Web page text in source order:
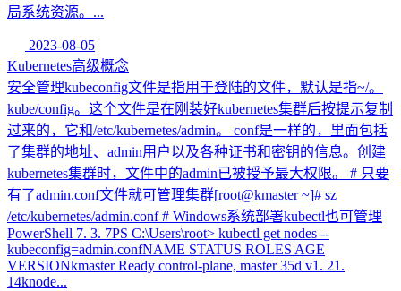
局系统资源。...
2023-08-05
Kubernetes高级概念
安全管理kubeconfig文件是指用于登陆的文件，默认是指~/。
kube/config。这个文件是在刚装好kubernetes集群后按提示复制
过来的，它和/etc/kubernetes/admin。 conf是一样的，里面包括
了集群的地址、admin用户以及各种证书和密钥的信息。创建
kubernetes集群时，文件中的admin已被授予最大权限。 # 只要
有了admin.conf文件就可管理集群[root@kmaster ~]# sz
/etc/kubernetes/admin.conf # Windows系统部署kubectl也可管理
PowerShell 7. 3. 7PS C:\Users\root> kubectl get nodes --
kubeconfig=admin.confNAME STATUS ROLES AGE
VERSIONkmaster Ready control-plane, master 35d v1. 21.
14knode...